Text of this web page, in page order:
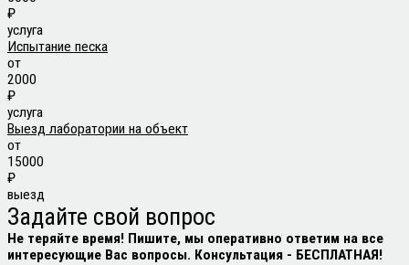
₽
услуга
Испытание песка
от
2000
₽
услуга
Выезд лаборатории на объект
от
15000
₽
выезд
Задайте свой вопрос
Не теряйте время! Пишите, мы оперативно ответим на все
интересующие Вас вопросы. Консультация - БЕСПЛАТНАЯ!